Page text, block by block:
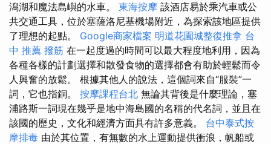
潟湖和魔法島嶼的水車。 東海按摩 該酒店易於乘汽車或公
共交通工具，位於塞薩洛尼基機場附近，為探索該地區提供
了理想的起點。 Google商家檔案 明道花園城整復推拿 台
中 推薦 撥筋 在一起度過的時間可以最大程度地利用，因為
各種各樣的計劃選擇和散發食物的選擇都會有助於輕鬆而令
人興奮的放鬆。 根據其他人的說法，這個詞來自“服裝”一
詞，它也指銅。 按摩課程台北 無論其背後是什麼理論，塞
浦路斯一詞現在幾乎是地中海島國的名稱的代名詞，並且在
該國的歷史，文化和經濟方面具有許多意義。 台中泰式按
摩排毒 由於其位置，有無數的水上運動提供衝浪，帆船或